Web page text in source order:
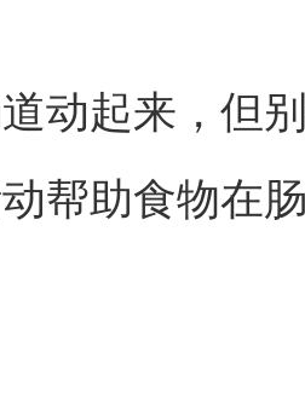
动起来，但
帮助食物在